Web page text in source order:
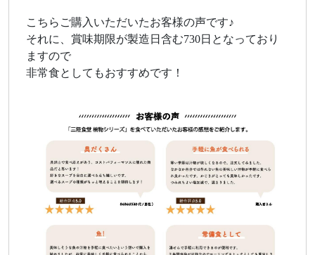
こちらご購入いただいたお客様の声です♪
それに、賞味期限が製造日含む730日となっており
ますので
非常食としてもおすすめです！